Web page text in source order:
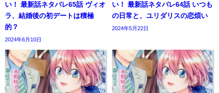
い！ 最新話ネタバレ65話 ヴィオ
ラ、結婚後の初デートは積極
的？
2024年6月10日
い！ 最新話ネタバレ64話 いつも
の日常と、ユリダリスの恋煩い
2024年5月22日